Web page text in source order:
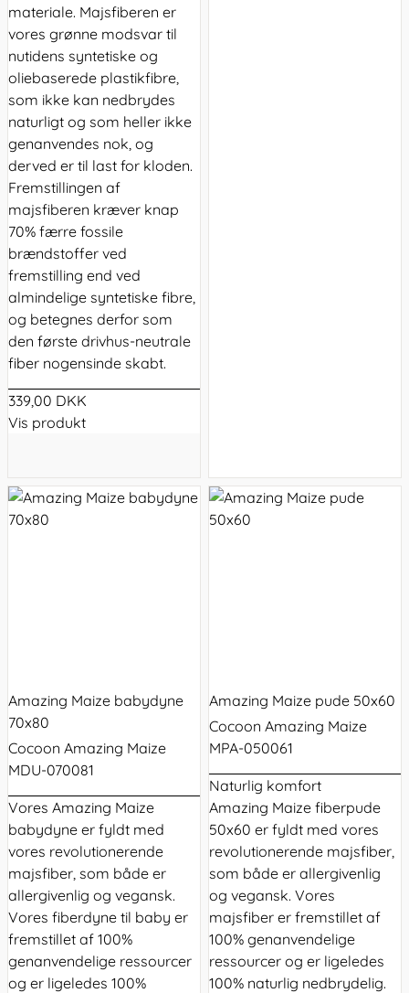
materiale. Majsfiberen er
vores grønne modsvar til
nutidens syntetiske og
oliebaserede plastikfibre,
som ikke kan nedbrydes
naturligt og som heller ikke
genanvendes nok, og
derved er til last for kloden.
Fremstillingen af
majsfiberen kræver knap
70% færre fossile
brændstoffer ved
fremstilling end ved
almindelige syntetiske fibre,
og betegnes derfor som
den første drivhus-neutrale
fiber nogensinde skabt.
339,00 DKK
Vis produkt
Amazing Maize babydyne
70x80
Cocoon Amazing Maize
MDU-070081
Vores Amazing Maize
babydyne er fyldt med
vores revolutionerende
majsfiber, som både er
allergivenlig og vegansk.
Vores fiberdyne til baby er
fremstillet af 100%
genanvendelige ressourcer
og er ligeledes 100%
Amazing Maize pude 50x60
Cocoon Amazing Maize
MPA-050061
Naturlig komfort
Amazing Maize fiberpude
50x60 er fyldt med vores
revolutionerende majsfiber,
som både er allergivenlig
og vegansk. Vores
majsfiber er fremstillet af
100% genanvendelige
ressourcer og er ligeledes
100% naturlig nedbrydelig.